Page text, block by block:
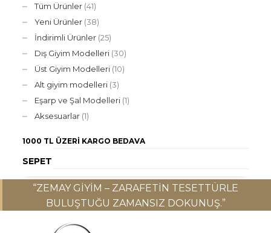
Tüm Ürünler (41)
Yeni Ürünler (38)
İndirimli Ürünler (25)
Dış Giyim Modelleri (30)
Üst Giyim Modelleri (10)
Alt giyim modelleri (3)
Eşarp ve Şal Modelleri (1)
Aksesuarlar (1)
1000 TL ÜZERI KARGO BEDAVA
SEPET
“ZEMAY GIYIM – ZARAFETIN TESETTÜRLE
BULUŞTUĞU ZAMANSIZ DOKUNUŞ.”